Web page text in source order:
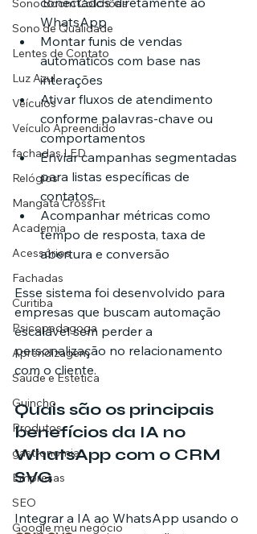
Sono Boom Colchões
Sono de Qualidade
Lentes de Contato
Luz Azul
Veículos
Veículo Apreendido
fachadas LED
Relógios
Mangata CrossFit
Academia
Acessórios
Fachadas
Curitiba
Psicopedagoga
Aprendizagem
Saúde e Estética
Guincho
Produtos
gastronomia
Empresas
SEO
Google meu negócio
WhatsApp
Montar funis de vendas
automáticos com base nas
interações
Ativar fluxos de atendimento
conforme palavras-chave ou
comportamentos
Enviar campanhas segmentadas
para listas específicas de
contatos
Acompanhar métricas como
tempo de resposta, taxa de
abertura e conversão
Esse sistema foi desenvolvido para
empresas que buscam automação
escalável sem perder a
personalização no relacionamento
com o cliente.
Quais são os principais
benefícios da IA no
WhatsApp com o CRM
SVG
Integrar a IA ao WhatsApp usando o